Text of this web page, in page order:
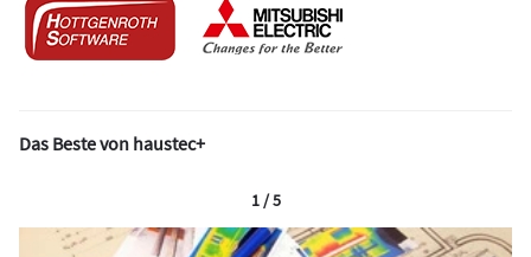
Das Beste von haustec+
1 / 5